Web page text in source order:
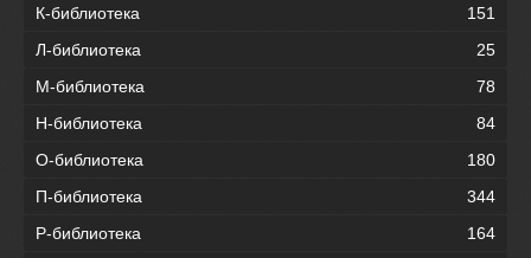
К-библиотека
151
Л-библиотека
25
М-библиотека
78
Н-библиотека
84
О-библиотека
180
П-библиотека
344
Р-библиотека
164